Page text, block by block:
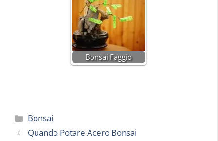
Bonsai Faggio
Categorie
Bonsai
Quando Potare Acero Bonsai